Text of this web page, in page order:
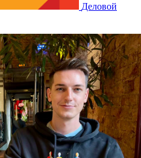
Деловой